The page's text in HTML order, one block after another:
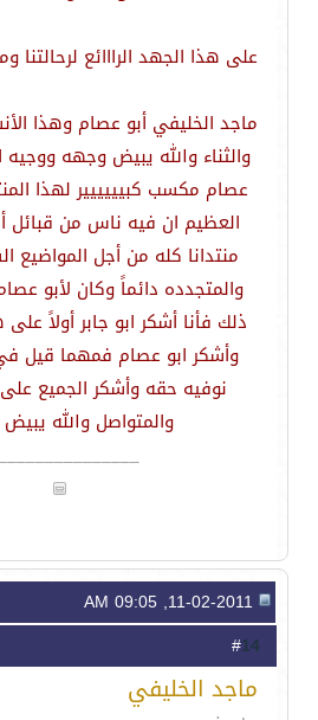
على هذا الجهد الرااائع لرحالتنا
ماجد الخليفي أبو عصام وهذا
والثناء والله يبيض وجهه ووجيه
عصام مكسب كبيييييير لهذا
العظيم ان فيه ناس من
منتدانا كله من أجل المواضيع
والمتجدده دائماً وكان لأبو
ذلك فأنا أشكر ابو جابر أولاً
وأشكر ابو عصام فمهما قيل
نوفيه حقه وأشكر الجميع
والمتواصل والله
14
ماجد الخليفي